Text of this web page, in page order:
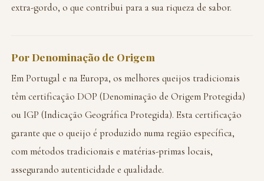
extra-gordo, o que contribui para a sua riqueza de sabor.
Por Denominação de Origem
Em Portugal e na Europa, os melhores queijos tradicionais
têm certificação DOP (Denominação de Origem Protegida)
ou IGP (Indicação Geográfica Protegida). Esta certificação
garante que o queijo é produzido numa região específica,
com métodos tradicionais e matérias-primas locais,
assegurando autenticidade e qualidade.